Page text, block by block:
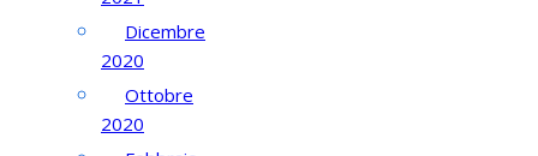
Dicembre
2020
Ottobre
2020